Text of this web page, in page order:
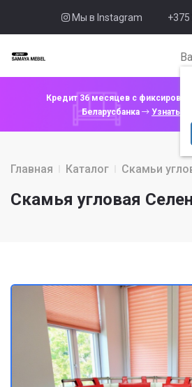
Мы в Instagram
Кредит 36 месяцев с
Беларусбанка
Узнать
Главная Каталог Скамьи
Скамья угловая